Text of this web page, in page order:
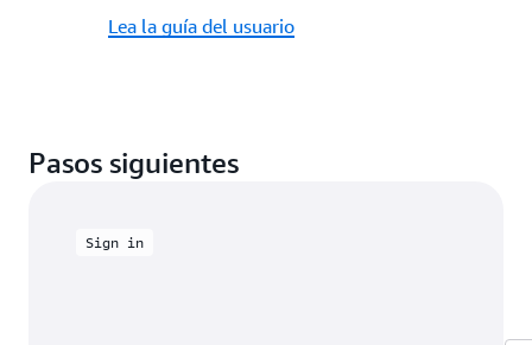
Lea la guía del usuario
Pasos siguientes
Sign in